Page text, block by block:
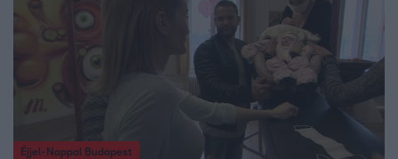
Éjjel-Nappal Budapest